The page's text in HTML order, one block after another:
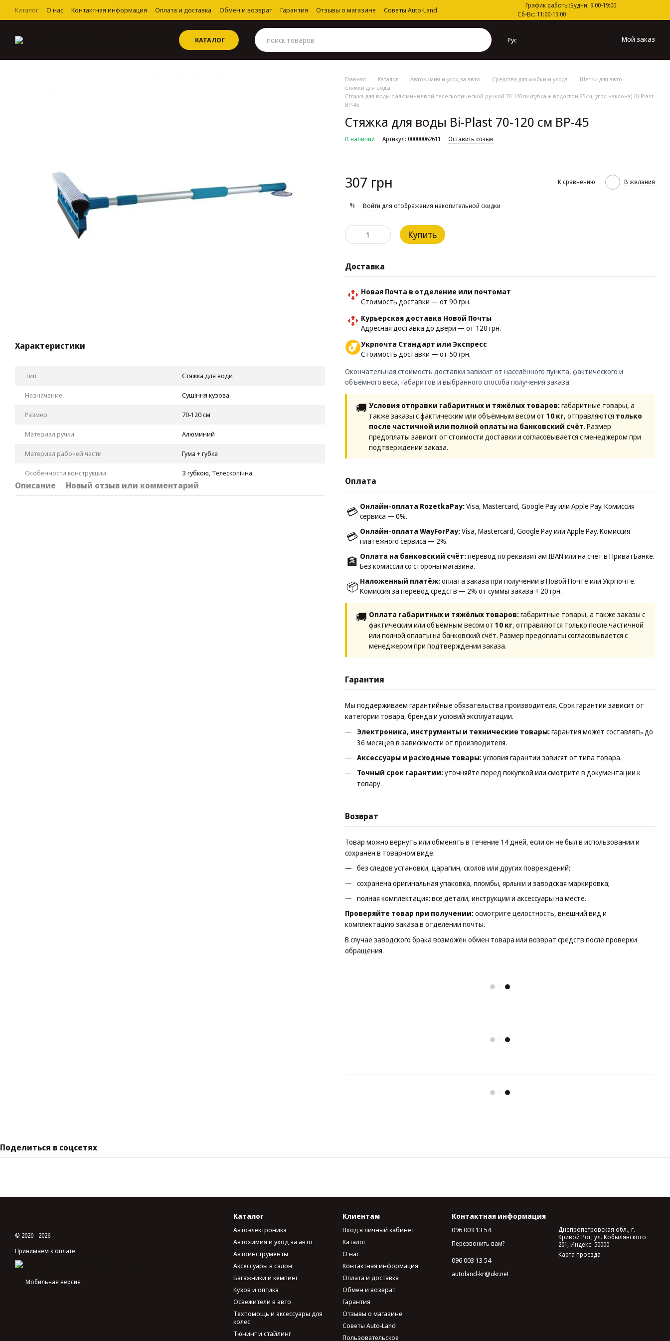
Перейти к основному контенту
Каталог О нас Контактная информация Оплата и доставка Обмен и возврат Гарантия Отзывы о магазине
Советы Auto-Land
Пользовательское соглашение
График работы:Будни: 9:00-19:00
Сб-Вс: 11:00-19:00
КАТАЛОГ Рус Мой заказ
Характеристики
Тип Стяжка для води
Назначение Сушіння кузова
Размер 70-120 см
Материал ручки Алюминий
Материал рабочей части Гума + губка
Особенности конструкции З губкою, Телескопічна
Описание Новый отзыв или комментарий
Главная Каталог Автохимия и уход за авто Средства для мойки и ухода
Щетки для авто
Стяжки для воды
Стяжка для воды с алюминиевой телескопической ручкой 70-120см (губка + водосгон 25см, угол наклона) Bi-Plast
BP-45
Стяжка для воды Bi-Plast 70-120 см BP-45
В наличии Артикул: 00000062611 Оставить отзыв
307 грн К сравнению В желания
% Войти для отображения накопительной скидки
Купить
Доставка
Новая Почта в отделение или почтомат
Стоимость доставки — от 90 грн.
Курьерская доставка Новой Почты
Адресная доставка до двери — от 120 грн.
Укрпочта Стандарт или Экспресс
Стоимость доставки — от 50 грн.
Окончательная стоимость доставки зависит от населённого пункта, фактического и
объёмного веса, габаритов и выбранного способа получения заказа.
🚚 Условия отправки габаритных и тяжёлых товаров:габаритные товары, а
также заказы с фактическим или объёмным весом от 10 кг, отправляются только
после частичной или полной оплаты на банковский счёт. Размер
предоплаты зависит от стоимости доставки и согласовывается с менеджером при
подтверждении заказа.
Оплата
💳 Онлайн-оплата RozetkaPay:Visa, Mastercard, Google Pay или Apple Pay. Комиссия
сервиса — 0%.
💳 Онлайн-оплата WayForPay:Visa, Mastercard, Google Pay или Apple Pay. Комиссия
платёжного сервиса — 2%.
🏦 Оплата на банковский счёт:перевод по реквизитам IBAN или на счёт в ПриватБанке.
Без комиссии со стороны магазина.
📦 Наложенный платёж:оплата заказа при получении в Новой Почте или Укрпочте.
Комиссия за перевод средств — 2% от суммы заказа + 20 грн.
🚚 Оплата габаритных и тяжёлых товаров:габаритные товары, а также заказы с
фактическим или объёмным весом от 10 кг, отправляются только после частичной
или полной оплаты на банковский счёт. Размер предоплаты согласовывается с
менеджером при подтверждении заказа.
Гарантия
Мы поддерживаем гарантийные обязательства производителя. Срок гарантии зависит от
категории товара, бренда и условий эксплуатации.
Электроника, инструменты и технические товары:гарантия может составлять до
36 месяцев в зависимости от производителя.
Аксессуары и расходные товары:условия гарантии зависят от типа товара.
Точный срок гарантии:уточняйте перед покупкой или смотрите в документации к
товару.
Возврат
Товар можно вернуть или обменять в течение 14 дней, если он не был в использовании и
сохранён в товарном виде.
без следов установки, царапин, сколов или других повреждений;
сохранена оригинальная упаковка, пломбы, ярлыки и заводская маркировка;
полная комплектация: все детали, инструкции и аксессуары на месте.
Проверяйте товар при получении:осмотрите целостность, внешний вид и
комплектацию заказа в отделении почты.
В случае заводского брака возможен обмен товара или возврат средств после проверки
обращения.
Поделиться в соцсетях
© 2020 - 2026
Принимаем к оплате
Мобильная версия
Каталог
Автоэлектроника
Автохимия и уход за авто
Автоинструменты
Аксессуары в салон
Багажники и кемпинг
Кузов и оптика
Освежители в авто
Техпомощь и аксессуары для
колес
Тюнинг и стайлинг
Клиентам
Вход в личный кабинет
Каталог
О нас
Контактная информация
Оплата и доставка
Обмен и возврат
Гарантия
Отзывы о магазине
Советы Auto-Land
Пользовательское
Контактная информация
096 003 13 54
Перезвонить вам?
096 003 13 54
autoland-kr@ukr.net
Днепропетровская обл., г.
Кривой Рог, ул. Кобылянского
201, Индекс: 50000
Карта проезда